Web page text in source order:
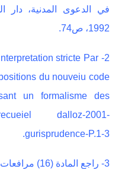
في الدعوى المدنية، دار
1992، ص74.
stricte Par
du nouveiu code
un formalisme des
dalloz-2001-
gurisprudence-P.1-3.
3- راجع المادة (16) مرافعات عراقي.